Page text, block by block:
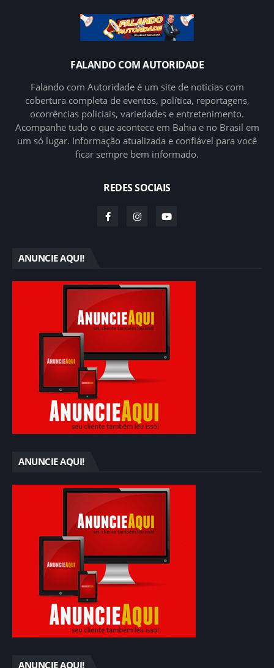
FALANDO COM AUTORIDADE
Falando com Autoridade é um site de notícias com
cobertura completa de eventos, política, reportagens,
ocorrências policiais, variedades e entretenimento.
Acompanhe tudo o que acontece em Bahia e no Brasil em
um só lugar. Informação atualizada e confiável para você
ficar sempre bem informado.
REDES SOCIAIS
ANUNCIE AQUI!
ANUNCIE AQUI!
ANUNCIE AQUI!